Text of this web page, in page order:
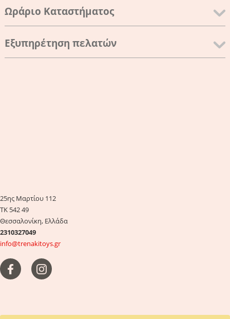
Ωράριο Καταστήματος
Εξυπηρέτηση πελατών
25ης Μαρτίου 112
ΤΚ 542 49
Θεσσαλονίκη, Ελλάδα
2310327049
info@trenakitoys.gr